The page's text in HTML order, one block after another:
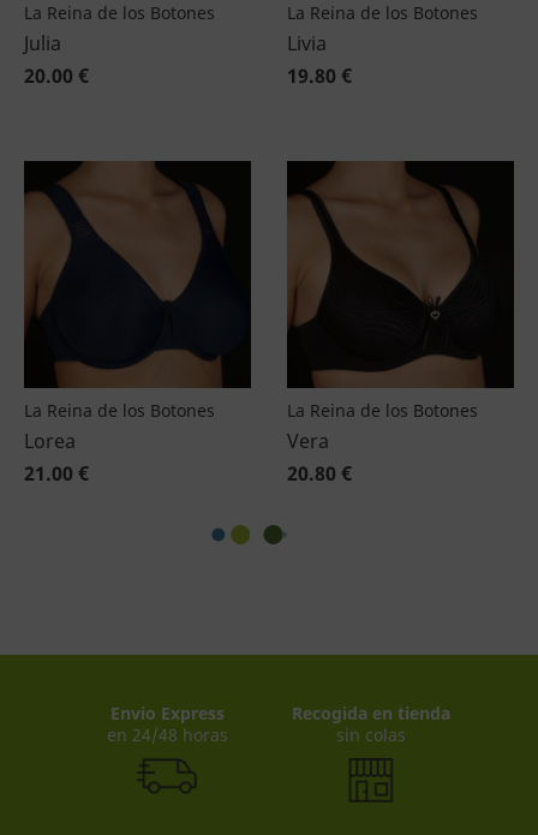
La Reina de los Botones
Julia
20.00 €
La Reina de los Botones
Livia
19.80 €
La Reina de los Botones
Lorea
21.00 €
La Reina de los Botones
Vera
20.80 €
Envio Express
en 24/48 horas
Recogida en tienda
sin colas